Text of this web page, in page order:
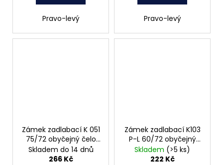
Pravo-levý Pravo-levý
Zámek zadlabací K 051
75/72 obyčejný čelo
20mm Hobes
Skladem do 14 dnů
266 Kč
Zámek zadlabací K103
P-L 60/72 obyčejný
čelo 20mm Hobes
Skladem (>5 ks)
222 Kč